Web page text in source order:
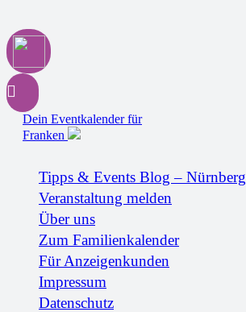
Dein Eventkalender für
Franken
Tipps & Events Blog – Nürnberg
Veranstaltung melden
Über uns
Zum Familienkalender
Für Anzeigenkunden
Impressum
Datenschutz